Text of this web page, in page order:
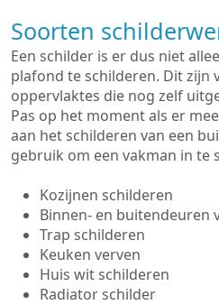
Soorten
Een schilder is er dus niet
plafond te schilderen. Dit zijn
oppervlaktes die nog zelf
Pas op het moment als er
aan het schilderen van een
gebruik om een vakman in te
Kozijnen schilderen
Binnen- en buitendeuren
Trap schilderen
Keuken verven
Huis wit schilderen
Radiator schilder